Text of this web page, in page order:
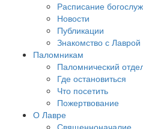
Расписание
Новости
Публикации
Знакомство с Лаврой
Паломникам
Паломнический
Где остановиться
Что посетить
Пожертвование
О Лавре
Священноначалие